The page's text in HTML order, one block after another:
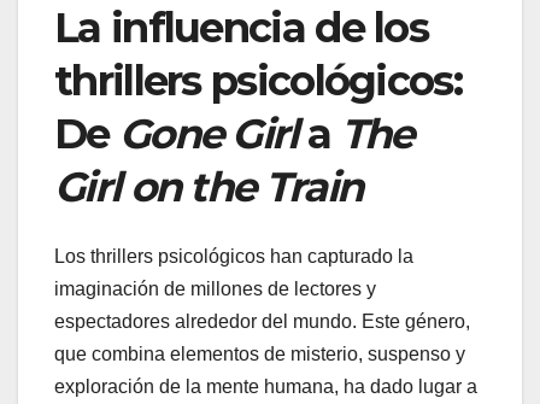
La influencia de los
thrillers psicológicos:
De Gone Girla The
Girl on the Train
Los thrillers psicológicos han capturado la
imaginación de millones de lectores y
espectadores alrededor del mundo. Este género,
que combina elementos de misterio, suspenso y
exploración de la mente humana, ha dado lugar a